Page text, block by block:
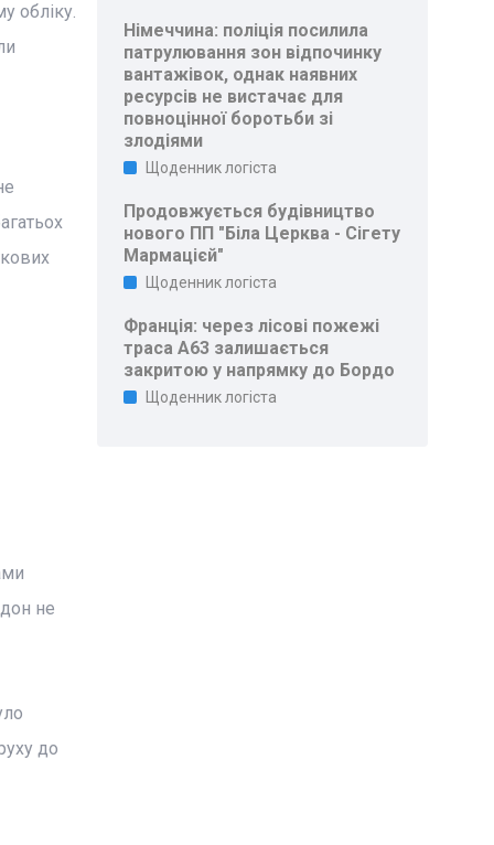
обліку.
не
до
Німеччина: поліція посилила
патрулювання зон відпочинку
вантажівок, однак наявних
ресурсів не вистачає для
повноцінної боротьби зі
злодіями
Щоденник логіста
Продовжується будівництво
нового ПП "Біла Церква - Сігету
Мармацієй"
Щоденник логіста
Франція: через лісові пожежі
траса A63 залишається
закритою у напрямку до Бордо
Щоденник логіста